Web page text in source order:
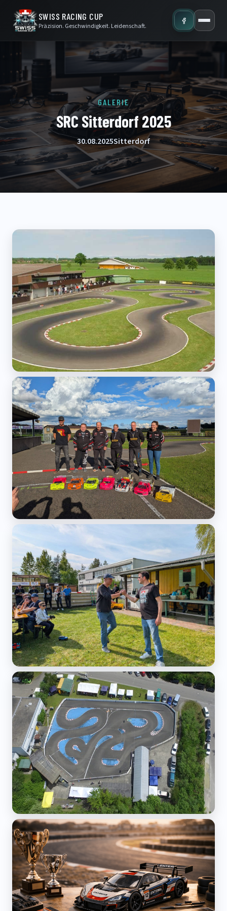
SWISS RACING CUP
Präzision. Geschwindigkeit. Leidenschaft.
GALERIE
SRC Sitterdorf 2025
30.08.2025Sitterdorf